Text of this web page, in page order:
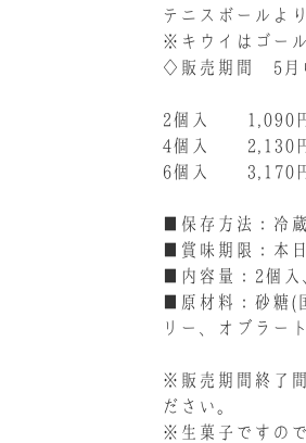
テニスボールよ
※キウイはゴー
◇販売期間 5月
2個入 1,090円
4個入 2,130円
6個入 3,170円
■保存方法：冷
■賞味期限：本
■内容量：2個入
■原材料：砂糖(
リー、オブラー
※販売期間終了
ださい。
※生菓子ですの